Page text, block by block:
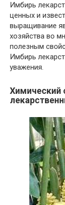
Имбирь
ценных и
выращивание
хозяйства во
полезным
Имбирь
уважения.
Химический